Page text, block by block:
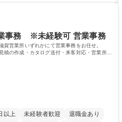
環境です。 募集職種 【総
/組織運営を支えるゼネラリストを目
保険手続き・勤怠管理など）の経験
事務 ※未経験可 営業事務
賀営業所いずれかにて営業事務をお任せ。
積の作成・カタログ送付・来客対応・営業所内
以上 未経験者歓迎
退職金あり